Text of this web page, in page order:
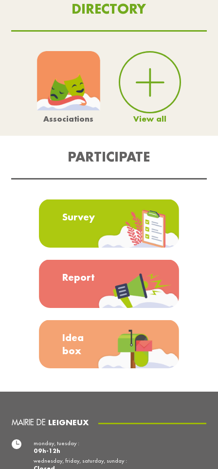
DIRECTORY
Associations View all
PARTICIPATE
Survey
Report
Idea
box
MAIRIE DE LEIGNEUX
monday, tuesday :
09h-12h
wednesday, friday, saturday, sunday :